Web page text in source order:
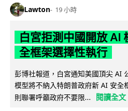
Lawton 19 小時
白宮拒測中國開放 AI
全框架選擇性執行
彭博社報道，白宮通知美國頂尖 AI
模型將不納入特朗普政府新 AI 安全
則聯署呼籲政府不要限...
閱讀全文